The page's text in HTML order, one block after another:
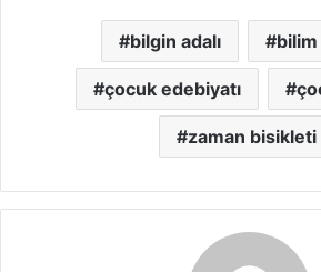
bilgin adalı
çocuk edebiyatı
zaman bisikleti